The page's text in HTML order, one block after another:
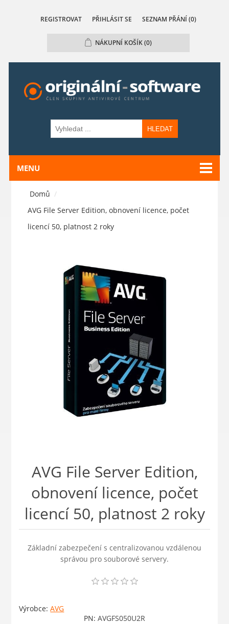
REGISTROVAT PŘIHLÁSIT SE SEZNAM PŘÁNÍ (0)
NÁKUPNÍ KOŠÍK(0)
HLEDAT
MENU
Domů /
AVG File Server Edition, obnovení licence, počet
licencí 50, platnost 2 roky
AVG File Server Edition,
obnovení licence, počet
licencí 50, platnost 2 roky
Základní zabezpečení s centralizovanou vzdálenou
správou pro souborové servery.
Výrobce: AVG
PN: AVGFS050U2R